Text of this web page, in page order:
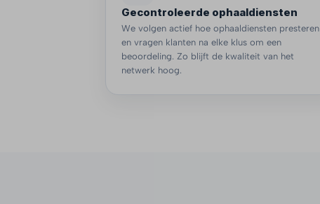
Gecontroleerde ophaaldiensten
We volgen actief hoe ophaaldiensten presteren
en vragen klanten na elke klus om een
beoordeling. Zo blijft de kwaliteit van het
netwerk hoog.